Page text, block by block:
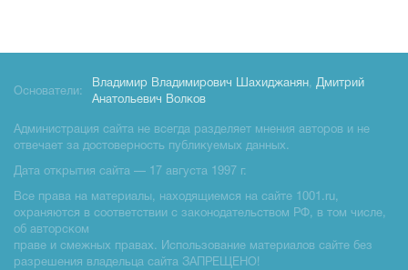
Основатели:
Владимир Владимирович Шахиджанян, Дмитрий
Анатольевич Волков
Администрация сайта не всегда разделяет мнения авторов и не
отвечает за достоверность публикуемых данных.
Дата открытия сайта — 17 августа 1997 г.
Все права на материалы, находящиемся на сайте 1001.ru,
охраняются в соответствии с законодательством РФ, в том числе,
об авторском
праве и смежных правах. Использование материалов сайте без
разрешения владельца сайта ЗАПРЕЩЕНО!